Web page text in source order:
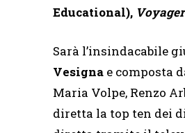
Educational), Voyager
Sarà l’insindacabile
Vesigna e composta
Maria Volpe, Renzo
diretta la top ten dei